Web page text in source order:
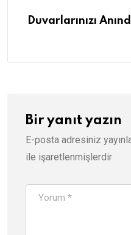
Duvarlarınızı
Bir yanıt yazın
E-posta adresiniz
ile işaretlenmişlerdir